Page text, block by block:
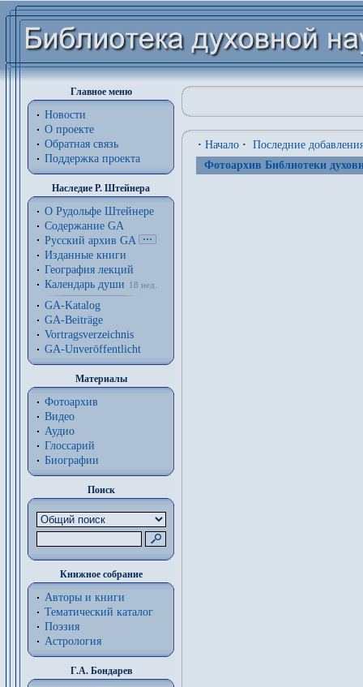
Главное меню
Новости
О проекте
Обратная связь
Поддержка проекта
Наследие Р. Штейнера
О Рудольфе Штейнере
Содержание GA
Русский архив GA
Изданные книги
География лекций
Календарь души
18 нед.
GA-Katalog
GA-Beiträge
Vortragsverzeichnis
GA-Unveröffentlicht
Материалы
Фотоархив
Видео
Аудио
Глоссарий
Биографии
Поиск
Книжное собрание
Авторы и книги
Тематический каталог
Поэзия
Астрология
Г.А. Бондарев
· Начало · Последние
Фотоархив Библиотеки